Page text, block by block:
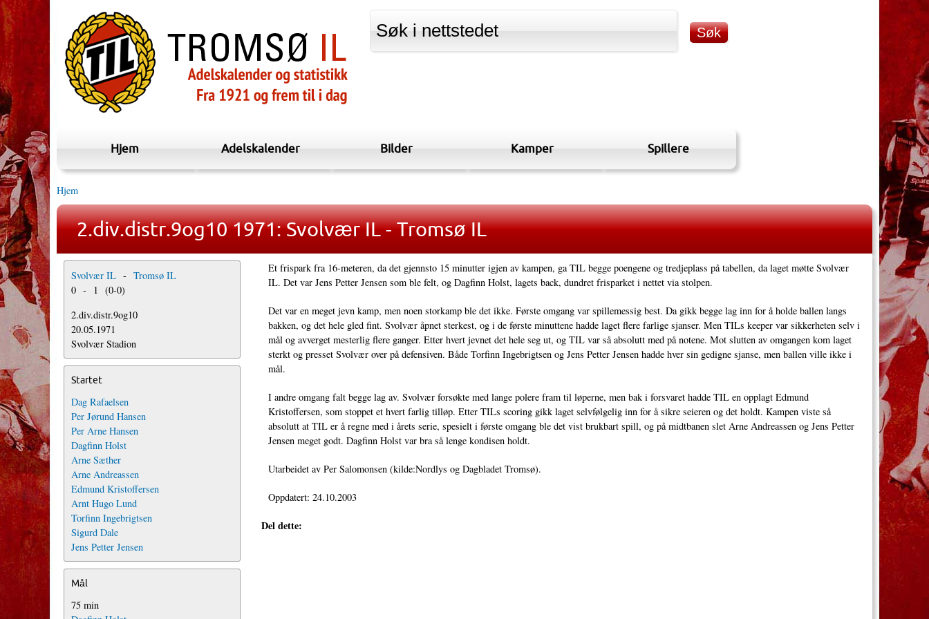
Hjem Adelskalender Bilder Kamper Spillere
Hjem
2.div.distr.9og10 1971: Svolvær IL - Tromsø IL
Svolvær IL - Tromsø IL
0 - 1 (0-0)
2.div.distr.9og10
20.05.1971
Svolvær Stadion
Startet
Dag Rafaelsen
Per Jørund Hansen
Per Arne Hansen
Dagfinn Holst
Arne Sæther
Arne Andreassen
Edmund Kristoffersen
Arnt Hugo Lund
Torfinn Ingebrigtsen
Sigurd Dale
Jens Petter Jensen
Mål
75 min
Et frispark fra 16-meteren, da det gjennsto 15 minutter igjen av kampen, ga TIL begge poengene og tredjeplass på tabellen, da laget møtte Svolvær
IL. Det var Jens Petter Jensen som ble felt, og Dagfinn Holst, lagets back, dundret frisparket i nettet via stolpen.
Det var en meget jevn kamp, men noen storkamp ble det ikke. Første omgang var spillemessig best. Da gikk begge lag inn for å holde ballen langs
bakken, og det hele gled fint. Svolvær åpnet sterkest, og i de første minuttene hadde laget flere farlige sjanser. Men TILs keeper var sikkerheten selv i
mål og avverget mesterlig flere ganger. Etter hvert jevnet det hele seg ut, og TIL var så absolutt med på notene. Mot slutten av omgangen kom laget
sterkt og presset Svolvær over på defensiven. Både Torfinn Ingebrigtsen og Jens Petter Jensen hadde hver sin gedigne sjanse, men ballen ville ikke i
mål.
I andre omgang falt begge lag av. Svolvær forsøkte med lange polere fram til løperne, men bak i forsvaret hadde TIL en opplagt Edmund
Kristoffersen, som stoppet et hvert farlig tilløp. Etter TILs scoring gikk laget selvfølgelig inn for å sikre seieren og det holdt. Kampen viste så
absolutt at TIL er å regne med i årets serie, spesielt i første omgang ble det vist brukbart spill, og på midtbanen slet Arne Andreassen og Jens Petter
Jensen meget godt. Dagfinn Holst var bra så lenge kondisen holdt.
Utarbeidet av Per Salomonsen (kilde:Nordlys og Dagbladet Tromsø).
Oppdatert: 24.10.2003
Del dette: